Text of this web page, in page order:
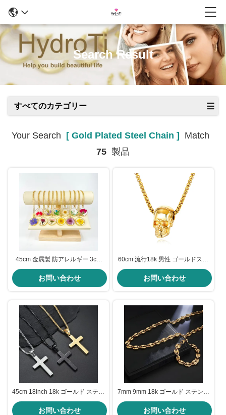
Search Result
すべてのカテゴリー
Your Search [ Gold Plated Steel Chain ]
Match
75 製品
45cm 金属製 防アレルギー 3cm
エポキシ樹脂 花飾り ネックレス
お問い合わせ
60cm 流行18k 男性 ゴールドステ
ンレス チェーン 2.5cm Ss チェー
ン ゴールド
お問い合わせ
45cm 18inch 18k ゴールド ステン
レス チェーン 男性用 クロスチェ
ーン 4.5cm
お問い合わせ
7mm 9mm 18k ゴールド ステンレ
ス チェーン ステンレス 豚 鼻 チェ
ーン ネックレス 男性用
お問い合わせ